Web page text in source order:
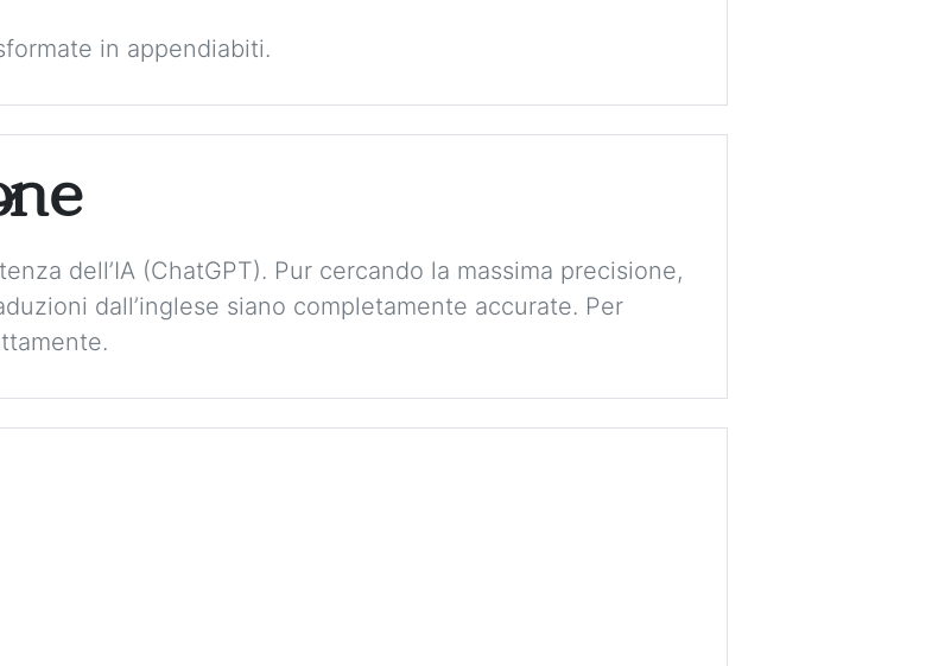
in appendiabiti.
dell’IA (ChatGPT). Pur cercando la massima precisione,
dall’inglese siano completamente accurate. Per